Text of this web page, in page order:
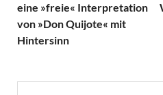
eine »freie« Interpretation
von »Don Quijote« mit
Hintersinn